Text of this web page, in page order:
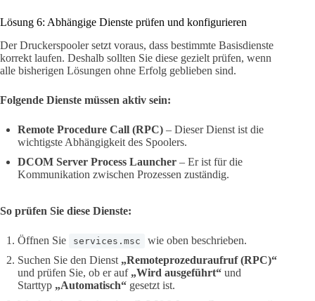
Lösung 6: Abhängige Dienste prüfen und konfigurieren
Der Druckerspooler setzt voraus, dass bestimmte Basisdienste
korrekt laufen. Deshalb sollten Sie diese gezielt prüfen, wenn
alle bisherigen Lösungen ohne Erfolg geblieben sind.
Folgende Dienste müssen aktiv sein:
Remote Procedure Call (RPC) – Dieser Dienst ist die
wichtigste Abhängigkeit des Spoolers.
DCOM Server Process Launcher – Er ist für die
Kommunikation zwischen Prozessen zuständig.
So prüfen Sie diese Dienste:
Öffnen Sie services.msc
wie oben beschrieben.
Suchen Sie den Dienst „Remoteprozeduraufruf (RPC)“
und prüfen Sie, ob er auf „Wird ausgeführt“ und
Starttyp „Automatisch“ gesetzt ist.